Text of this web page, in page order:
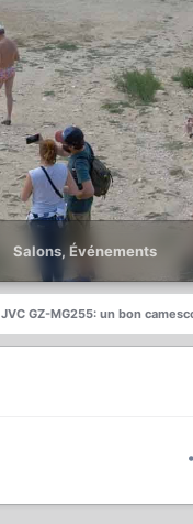
Salons, Événements
JVC GZ-MG255: un bon